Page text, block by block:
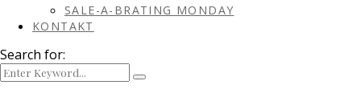
SALE-A-BRATING MONDAY
KONTAKT
Search for: